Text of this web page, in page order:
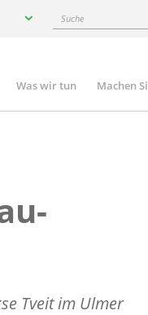
Suche
Was wir tun Machen
Tveit im Ulmer